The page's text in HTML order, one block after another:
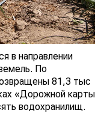
в направлении
По
81,3 тыс
«Дорожной карты
водохранилищ.